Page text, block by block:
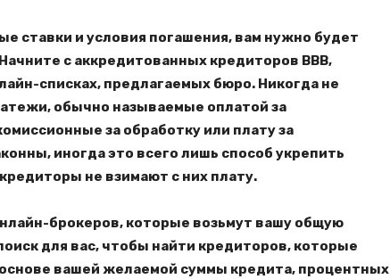
ставки и условия погашения, вам нужно будет
с аккредитованных кредиторов BBB,
списках, предлагаемых бюро. Никогда не
обычно называемые оплатой за
за обработку или плату за
иногда это всего лишь способ укрепить
не взимают с них плату.
брокеров, которые возьмут вашу общую
для вас, чтобы найти кредиторов, которые
вашей желаемой суммы кредита, процентных